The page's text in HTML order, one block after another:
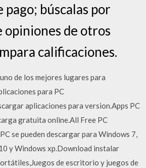
búscalas por
opiniones de otros
calificaciones.
de los mejores lugares para
para PC
aplicaciones para version.Apps PC
gratuita online.All Free PC
se pueden descargar para Windows 7,
y Windows xp.Download instalar
de escritorio y juegos de